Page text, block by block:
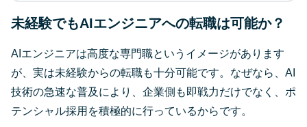
未経験でもAIエンジニアへの転職は可能か？
AIエンジニアは高度な専門職というイメージがあります
が、実は未経験からの転職も十分可能です。なぜなら、AI
技術の急速な普及により、企業側も即戦力だけでなく、ポ
テンシャル採用を積極的に行っているからです。